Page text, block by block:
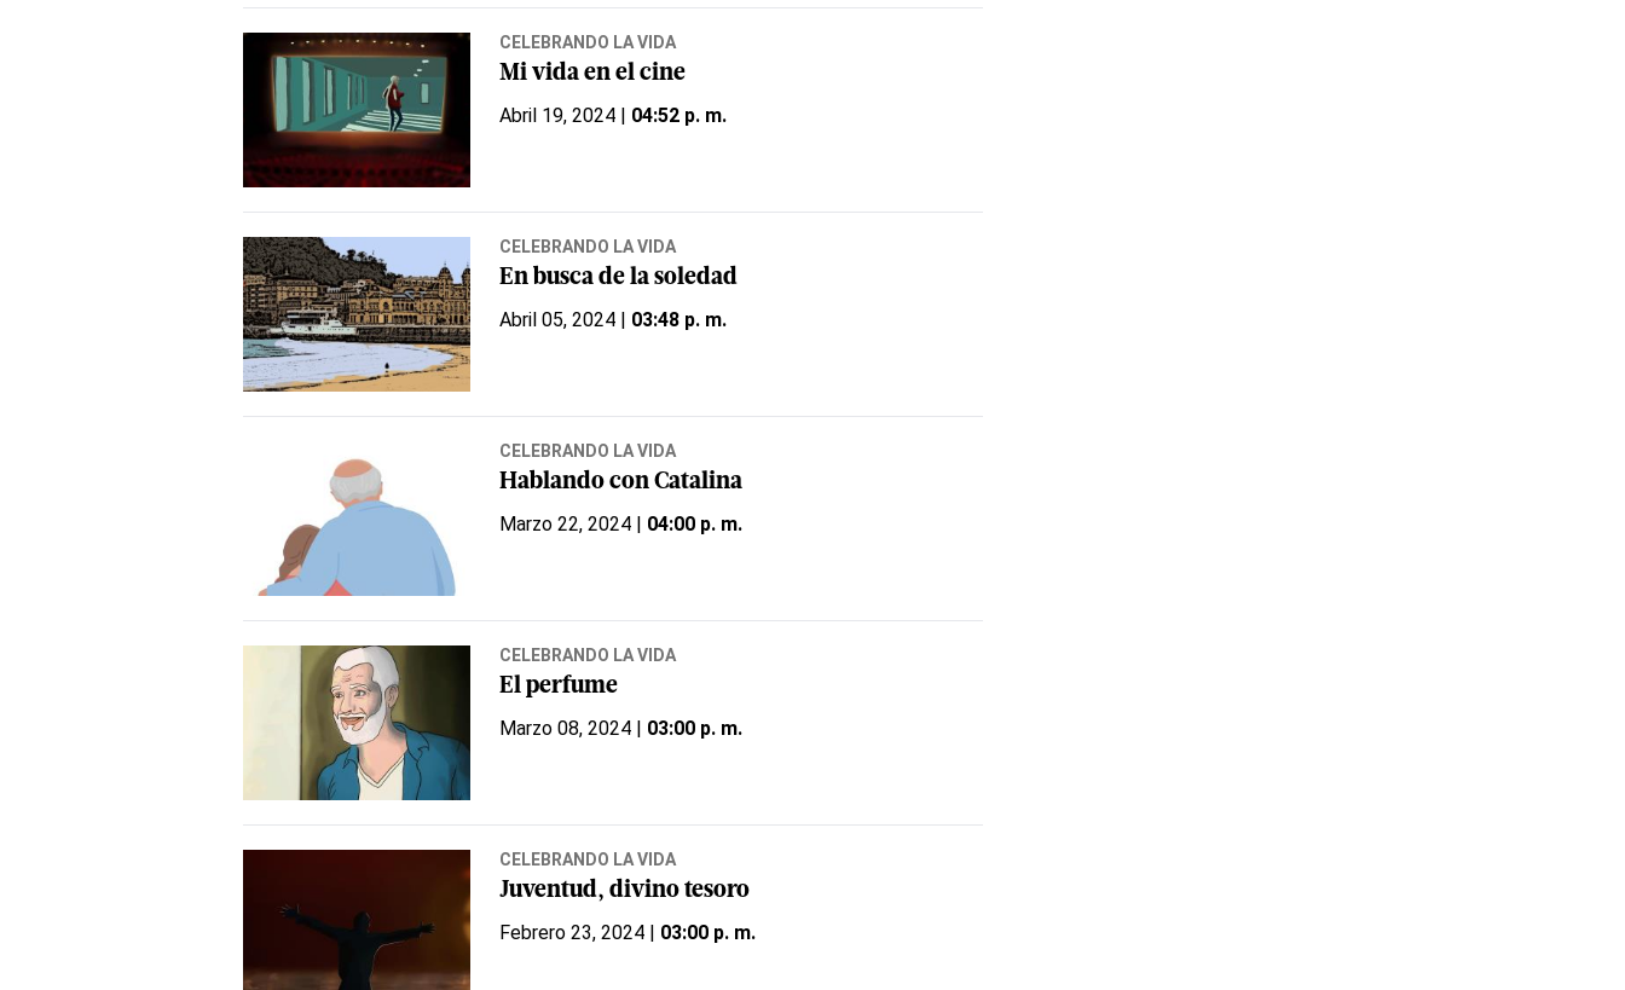
CELEBRANDO LA VIDA
Mi vida en el cine
Abril 19, 2024 | 04:52 p. m.
CELEBRANDO LA VIDA
En busca de la soledad
Abril 05, 2024 | 03:48 p. m.
CELEBRANDO LA VIDA
Hablando con Catalina
Marzo 22, 2024 | 04:00 p. m.
CELEBRANDO LA VIDA
El perfume
Marzo 08, 2024 | 03:00 p. m.
CELEBRANDO LA VIDA
Juventud, divino tesoro
Febrero 23, 2024 | 03:00 p. m.